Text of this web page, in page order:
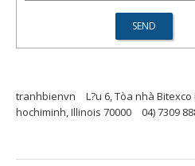
tranhbienvn
L?u 6, Tòa nhà Bitexco
hochiminh, Illinois 70000
04) 7309